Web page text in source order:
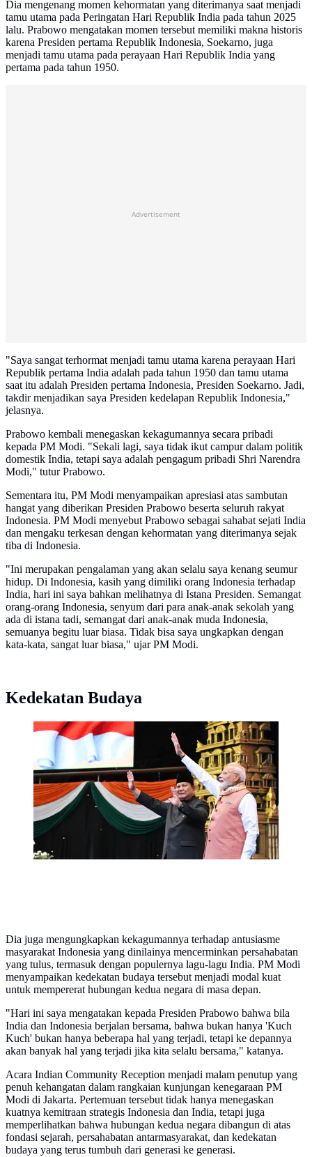
Dia mengenang momen kehormatan yang diterimanya saat menjadi
tamu utama pada Peringatan Hari Republik India pada tahun 2025
lalu. Prabowo mengatakan momen tersebut memiliki makna historis
karena Presiden pertama Republik Indonesia, Soekarno, juga
menjadi tamu utama pada perayaan Hari Republik India yang
pertama pada tahun 1950.
Advertisement
"Saya sangat terhormat menjadi tamu utama karena perayaan Hari
Republik pertama India adalah pada tahun 1950 dan tamu utama
saat itu adalah Presiden pertama Indonesia, Presiden Soekarno. Jadi,
takdir menjadikan saya Presiden kedelapan Republik Indonesia,"
jelasnya.
Prabowo kembali menegaskan kekagumannya secara pribadi
kepada PM Modi. "Sekali lagi, saya tidak ikut campur dalam politik
domestik India, tetapi saya adalah pengagum pribadi Shri Narendra
Modi," tutur Prabowo.
Sementara itu, PM Modi menyampaikan apresiasi atas sambutan
hangat yang diberikan Presiden Prabowo beserta seluruh rakyat
Indonesia. PM Modi menyebut Prabowo sebagai sahabat sejati India
dan mengaku terkesan dengan kehormatan yang diterimanya sejak
tiba di Indonesia.
"Ini merupakan pengalaman yang akan selalu saya kenang seumur
hidup. Di Indonesia, kasih yang dimiliki orang Indonesia terhadap
India, hari ini saya bahkan melihatnya di Istana Presiden. Semangat
orang-orang Indonesia, senyum dari para anak-anak sekolah yang
ada di istana tadi, semangat dari anak-anak muda Indonesia,
semuanya begitu luar biasa. Tidak bisa saya ungkapkan dengan
kata-kata, sangat luar biasa," ujar PM Modi.
Kedekatan Budaya
Presiden Prabowo Subianto dan PM India Narendra
Modi saat menghadiri acara Indian Community
Reception yang digelar di Jakarta International
Convention Center (JICC), Selasa (7/7/2026). (Foto:
Biro Pers Sekretariat Presiden)
Dia juga mengungkapkan kekagumannya terhadap antusiasme
masyarakat Indonesia yang dinilainya mencerminkan persahabatan
yang tulus, termasuk dengan populernya lagu-lagu India. PM Modi
menyampaikan kedekatan budaya tersebut menjadi modal kuat
untuk mempererat hubungan kedua negara di masa depan.
"Hari ini saya mengatakan kepada Presiden Prabowo bahwa bila
India dan Indonesia berjalan bersama, bahwa bukan hanya 'Kuch
Kuch' bukan hanya beberapa hal yang terjadi, tetapi ke depannya
akan banyak hal yang terjadi jika kita selalu bersama," katanya.
Acara Indian Community Reception menjadi malam penutup yang
penuh kehangatan dalam rangkaian kunjungan kenegaraan PM
Modi di Jakarta. Pertemuan tersebut tidak hanya menegaskan
kuatnya kemitraan strategis Indonesia dan India, tetapi juga
memperlihatkan bahwa hubungan kedua negara dibangun di atas
fondasi sejarah, persahabatan antarmasyarakat, dan kedekatan
budaya yang terus tumbuh dari generasi ke generasi.